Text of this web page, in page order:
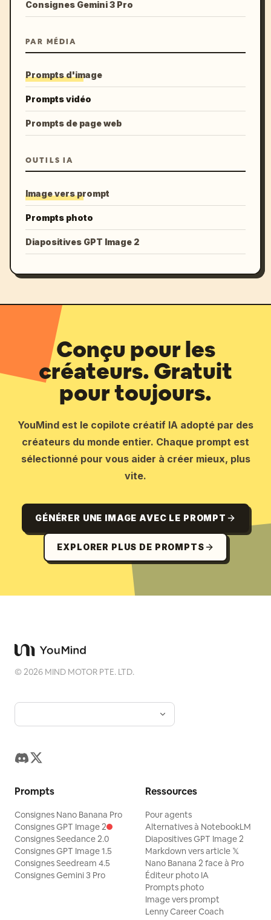
Consignes Gemini 3 Pro
PAR MÉDIA
Prompts d'image
Prompts vidéo
Prompts de page web
OUTILS IA
Image vers prompt
Prompts photo
Diapositives GPT Image 2
Conçu pour les
créateurs. Gratuit
pour toujours.
YouMind est le copilote créatif IA adopté par des
créateurs du monde entier. Chaque prompt est
sélectionné pour vous aider à créer mieux, plus
vite.
GÉNÉRER UNE IMAGE AVEC LE PROMPT
EXPLORER PLUS DE PROMPTS
©2026 MIND MOTOR PTE. LTD.
Prompts
Consignes Nano Banana Pro
Consignes GPT Image 2
Consignes Seedance 2.0
Consignes GPT Image 1.5
Consignes Seedream 4.5
Consignes Gemini 3 Pro
Ressources
Pour agents
Alternatives à NotebookLM
Diapositives GPT Image 2
Markdown vers article 𝕏
Nano Banana 2 face à Pro
Éditeur photo IA
Prompts photo
Image vers prompt
Lenny Career Coach